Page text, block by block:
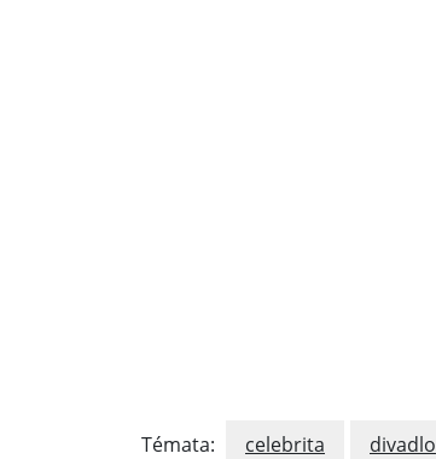
Témata: celebrita divadlo